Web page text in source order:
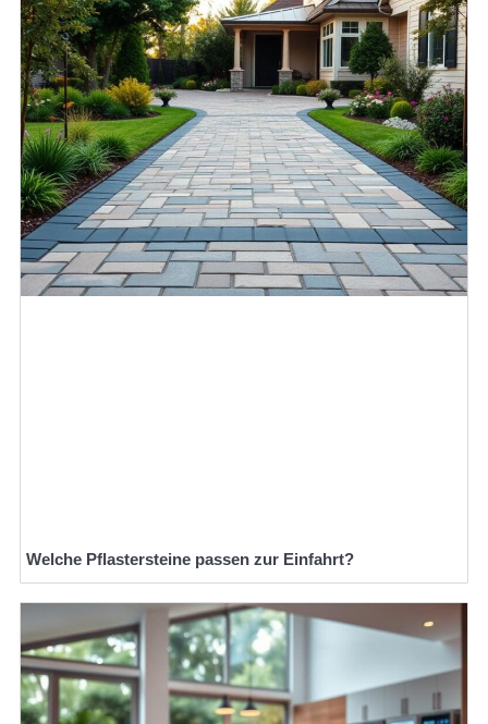
Welche Pflastersteine passen zur Einfahrt?